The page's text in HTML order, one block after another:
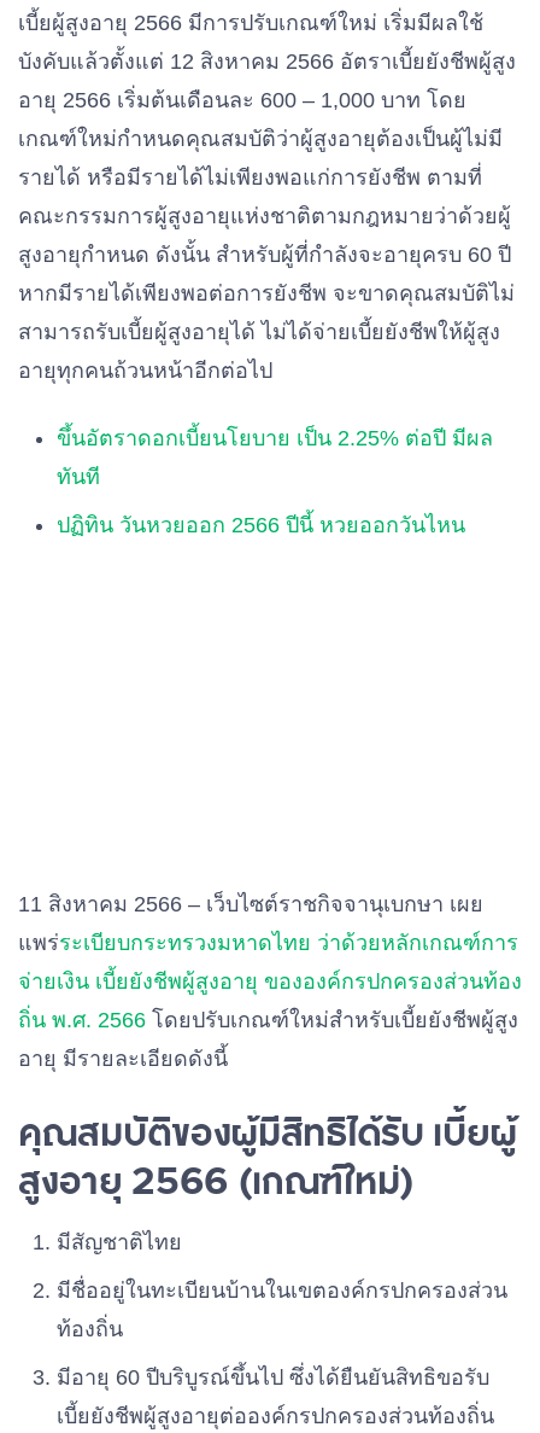
เบี้ยผู้สูงอายุ 2566 มีการปรับเกณฑ์ใหม่ เริ่มมีผลใช้
บังคับแล้วตั้งแต่ 12 สิงหาคม 2566 อัตราเบี้ยยังชีพผู้สูง
อายุ 2566 เริ่มต้นเดือนละ 600 – 1,000 บาท โดย
เกณฑ์ใหม่กำหนดคุณสมบัติว่าผู้สูงอายุต้องเป็นผู้ไม่มี
รายได้ หรือมีรายได้ไม่เพียงพอแก่การยังชีพ ตามที่
คณะกรรมการผู้สูงอายุแห่งชาติตามกฎหมายว่าด้วยผู้
สูงอายุกำหนด ดังนั้น สำหรับผู้ที่กำลังจะอายุครบ 60 ปี
หากมีรายได้เพียงพอต่อการยังชีพ จะขาดคุณสมบัติไม่
สามารถรับเบี้ยผู้สูงอายุได้ ไม่ได้จ่ายเบี้ยยังชีพให้ผู้สูง
อายุทุกคนถ้วนหน้าอีกต่อไป
ขึ้นอัตราดอกเบี้ยนโยบาย เป็น 2.25% ต่อปี มีผล
ทันที
ปฏิทิน วันหวยออก 2566 ปีนี้ หวยออกวันไหน
11 สิงหาคม 2566 – เว็บไซต์ราชกิจจานุเบกษา เผย
แพร่ระเบียบกระทรวงมหาดไทย ว่าด้วยหลักเกณฑ์การ
จ่ายเงิน เบี้ยยังชีพผู้สูงอายุ ขององค์กรปกครองส่วนท้อง
ถิ่น พ.ศ. 2566 โดยปรับเกณฑ์ใหม่สำหรับเบี้ยยังชีพผู้สูง
อายุ มีรายละเอียดดังนี้
คุณสมบัติของผู้มีสิทธิได้รับ เบี้ยผู้
สูงอายุ 2566 (เกณฑ์ใหม่)
มีสัญชาติไทย
มีชื่ออยู่ในทะเบียนบ้านในเขตองค์กรปกครองส่วน
ท้องถิ่น
มีอายุ 60 ปีบริบูรณ์ขึ้นไป ซึ่งได้ยืนยันสิทธิขอรับ
เบี้ยยังชีพผู้สูงอายุต่อองค์กรปกครองส่วนท้องถิ่น